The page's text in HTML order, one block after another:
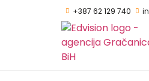
+387 62 129 740